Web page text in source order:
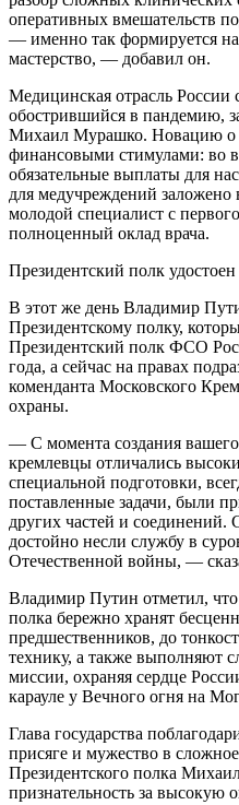
оперативных вмешательств
— именно так формируется
мастерство, — добавил он.
Медицинская отрасль России
обострившийся в пандемию,
Михаил Мурашко. Новацию о
финансовыми стимулами: во
обязательные выплаты для
для медучреждений
молодой специалист с
полноценный оклад врача.
Президентский полк
В этот же день Владимир
Президентскому полку,
Президентский полк ФСО
года, а сейчас на правах
коменданта Московского
охраны.
— С момента создания
кремлевцы отличались
специальной подготовки,
поставленные задачи, были
других частей и
достойно несли службу в
Отечественной войны, —
Владимир Путин отметил,
полка бережно хранят
предшественников, до
технику, а также выполняют
миссии, охраняя сердце
карауле у Вечного огня на
Глава государства
присяге и мужество в
Президентского полка
признательность за высокую